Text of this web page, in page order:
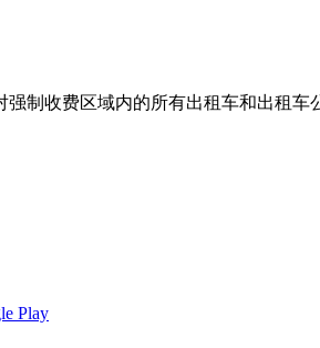
制收费区域内的所有出租车和出租